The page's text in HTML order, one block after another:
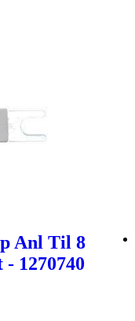
Anl Til 8
1270740